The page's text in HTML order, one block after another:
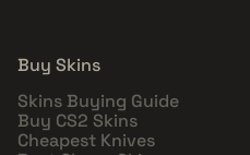
Buy Skins
Skins Buying Guide
Buy CS2 Skins
Cheapest Knives